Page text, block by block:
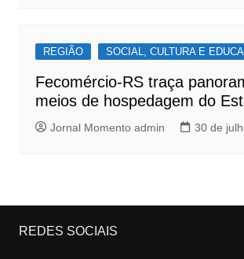
REGIÃO SOCIAL, CULTURA E
Fecomércio-RS traça
meios de hospedagem do
Jornal Momento admin 30 de
REDES SOCIAIS